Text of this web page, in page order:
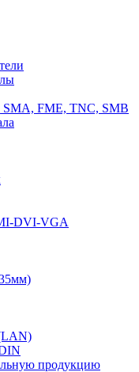
SMA, FME, TNC, SMB
DVI-VGA
продукцию